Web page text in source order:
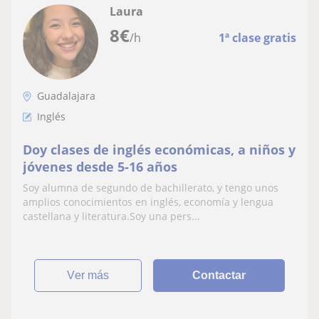
8€/h 1ª clase gratis
Laura
Guadalajara
Inglés
Doy clases de inglés económicas, a niños y
jóvenes desde 5-16 años
Soy alumna de segundo de bachillerato, y tengo unos
amplios conocimientos en inglés, economía y lengua
castellana y literatura.Soy una pers...
ver más Contactar